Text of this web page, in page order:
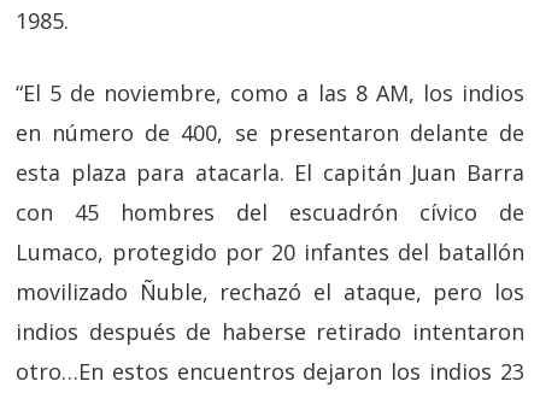
1985.
“El 5 de noviembre, como a las 8 AM, los indios
en número de 400, se presentaron delante de
esta plaza para atacarla. El capitán Juan Barra
con 45 hombres del escuadrón cívico de
Lumaco, protegido por 20 infantes del batallón
movilizado Ñuble, rechazó el ataque, pero los
indios después de haberse retirado intentaron
otro…En estos encuentros dejaron los indios 23